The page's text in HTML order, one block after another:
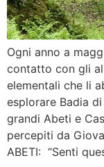
Ogni anno a
contatto con gli
elementali che li
esplorare Badia
grandi Abeti e
percepiti da
ABETI: “Senti